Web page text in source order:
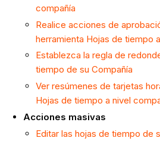
compañía
Realice acciones de
herramienta Hojas de tiempo
Establezca la regla de
tiempo de su Compañía
Ver resúmenes de tarjetas
Hojas de tiempo a nivel
Acciones masivas
Editar las hojas de tiempo de